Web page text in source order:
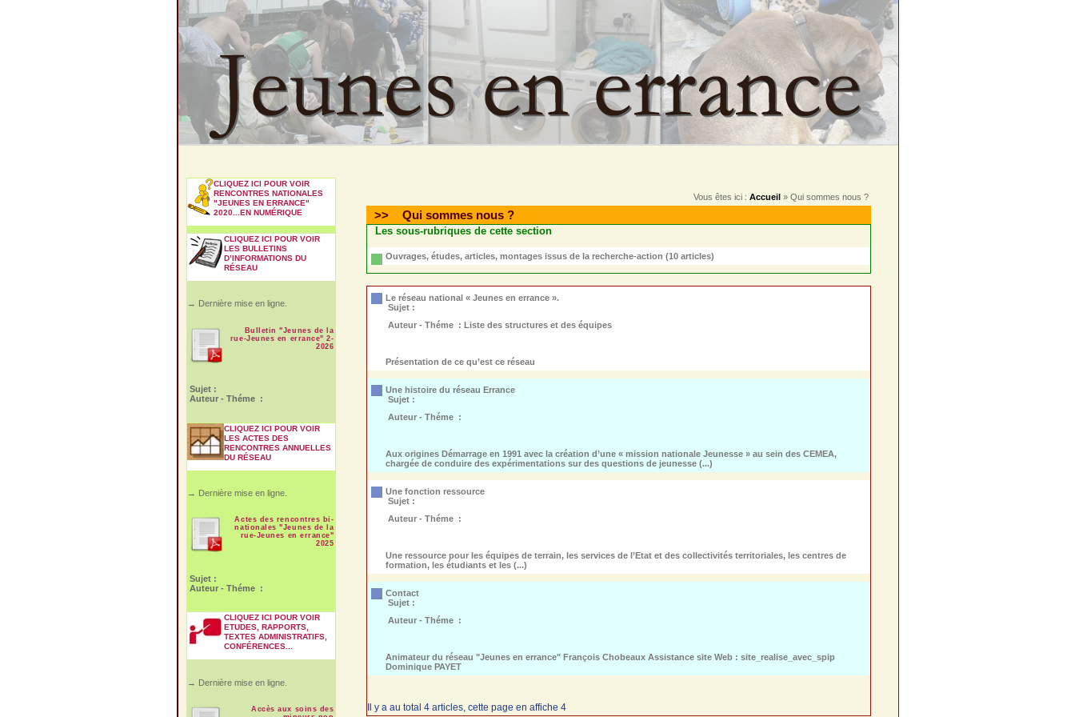
CLIQUEZ ICI POUR VOIR
RENCONTRES NATIONALES
"JEUNES EN ERRANCE"
2020...EN NUMÉRIQUE
CLIQUEZ ICI POUR VOIR
LES BULLETINS
D’INFORMATIONS DU
RÉSEAU
→ Dernière mise en ligne.
Bulletin "Jeunes de la
rue-Jeunes en errance" 2-
2026
Sujet :
Auteur - Théme :
CLIQUEZ ICI POUR VOIR
LES ACTES DES
RENCONTRES ANNUELLES
DU RÉSEAU
→ Dernière mise en ligne.
Actes des rencontres bi-
nationales "Jeunes de la
rue-Jeunes en errance"
2025
Sujet :
Auteur - Théme :
CLIQUEZ ICI POUR VOIR
ETUDES, RAPPORTS,
TEXTES ADMINISTRATIFS,
CONFÉRENCES...
→ Dernière mise en ligne.
Accès aux soins des
Vous êtes ici : Accueil» Qui sommes nous ?
>> Qui sommes nous ?
Les sous-rubriques de cette section
Ouvrages, études, articles, montages issus de la recherche-action (10 articles)
Le réseau national « Jeunes en errance ».
Sujet :
Auteur - Théme : Liste des structures et des équipes
Présentation de ce qu’est ce réseau
Une histoire du réseau Errance
Sujet :
Auteur - Théme :
Aux origines Démarrage en 1991 avec la création d’une « mission nationale Jeunesse » au sein des CEMEA,
chargée de conduire des expérimentations sur des questions de jeunesse (...)
Une fonction ressource
Sujet :
Auteur - Théme :
Une ressource pour les équipes de terrain, les services de l’Etat et des collectivités territoriales, les centres de
formation, les étudiants et les (...)
Contact
Sujet :
Auteur - Théme :
Animateur du réseau "Jeunes en errance" François Chobeaux Assistance site Web : site_realise_avec_spip
Dominique PAYET
Il y a au total 4 articles, cette page en affiche 4